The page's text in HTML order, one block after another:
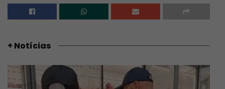
+ Notícias